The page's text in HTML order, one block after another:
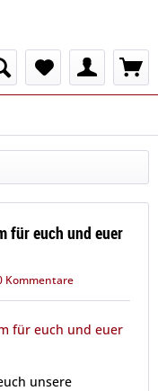
für euch und euer
Kommentare
unsere